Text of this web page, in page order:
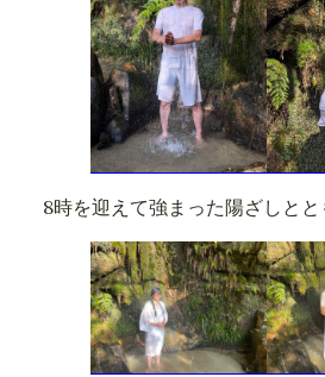
8時を迎えて強まった陽ざしと